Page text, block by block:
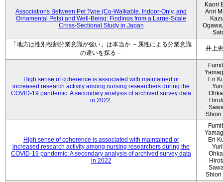
Associations Between Pet Type (Co-Walkable, Indoor-Only, and
Ornamental Pets) and Well-Being: Findings from a Large-Scale
Cross-Sectional Study in Japan
Kaori
Anri
「地方は性別役割分業意識が強い」は本当か －属性による分業意識
の違いを探る－
井上
High sense of coherence is associated with maintained or
increased research activity among nursing researchers during the
COVID-19 pandemic: A secondary analysis of archived survey data
in 2022.
Eri
Shiori
High sense of coherence is associated with maintained or
increased research activity among nursing researchers during the
COVID-19 pandemic: A secondary analysis of archived survey data
in 2022
Eri
Shiori